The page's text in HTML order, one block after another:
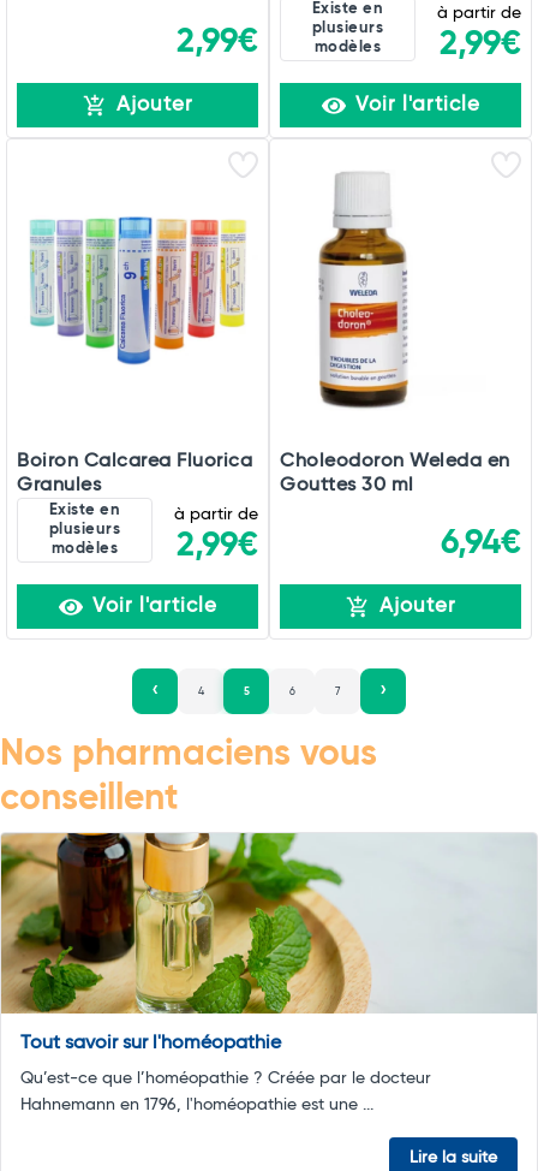
2,99€
Ajouter
Existe en
plusieurs
modèles
à partir de
2,99€
Voir l'article
Boiron Calcarea Fluorica
Granules
Existe en
plusieurs
modèles
à partir de
2,99€
Voir l'article
Choleodoron Weleda en
Gouttes 30 ml
6,94€
Ajouter
4 5 6 7
Nos pharmaciens vous
conseillent
Tout savoir sur l'homéopathie
Qu’est-ce que l’homéopathie ? Créée par le docteur
Hahnemann en 1796, l'homéopathie est une ...
Lire la suite